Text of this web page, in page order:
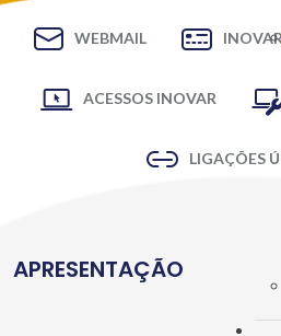
WEBMAIL
ACESSOS INOVAR
LIGAÇÕES
APRESENTAÇÃO